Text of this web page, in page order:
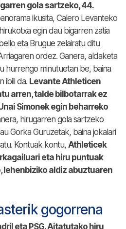
gola sartzeko, 44.
ikusita, Calero Levanteko
egin dau bigarren zatia
eta Brugue zelairatu ditu
ordez. Ganera, aldaketa
hurrengo minutuetan be, baina
ibili da. Levante Athleticen
arren, talde bilbotarrak ez
Simonek egin beharreko
hirugarren gola sartzeko
Gorka Guruzetak, baina jokalari
Kontuak kontu, Athleticek
eta hiru puntuak
lehenbiziko aldiz abuztuaren
gogorrena
eta PSG. Aitatutako hiru